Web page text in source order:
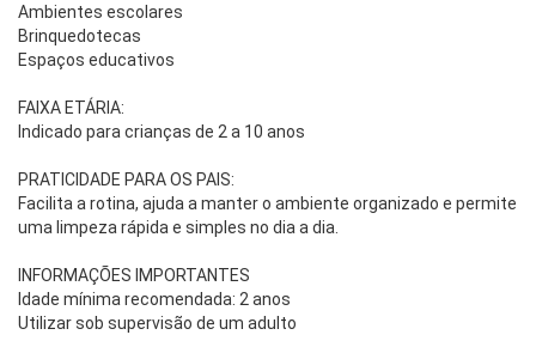
Ambientes escolares
Brinquedotecas
Espaços educativos
FAIXA ETÁRIA:
Indicado para crianças de 2 a 10 anos
PRATICIDADE PARA OS PAIS:
Facilita a rotina, ajuda a manter o ambiente organizado e permite
uma limpeza rápida e simples no dia a dia.
INFORMAÇÕES IMPORTANTES
Idade mínima recomendada: 2 anos
Utilizar sob supervisão de um adulto